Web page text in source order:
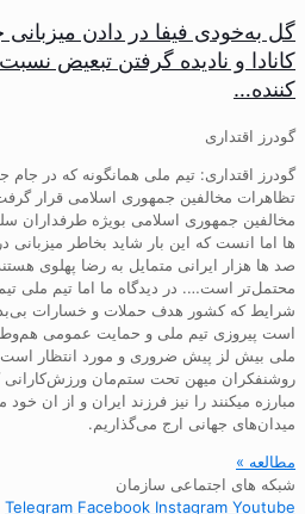
گل به‌خودی فیفا در دادن میزبانی
کانادا و نادیده گرفتن تبعیض
کننده…
گودرز اقتداری
تظاهرات مخالفین جمهوری اسلامی قرار گرفت
مخالفین جمهوری اسلامی بویژه طرفداران
ها اما انست که این بار شاید بخاطر میزبانی
صد ها هزار ایرانی متمایل به رضا پهلوی
محتمل‌تر است…. در دیدگاه ما اما تیم ملی
شرایط که کشور هدف حملات و خسارات
است پیروزی تیم ملی و حمایت عمومی
ملی بیش لز پیش ضروری و مورد انتظار است.
روشنفکران میهن تحت ستم‌مان ورزش‌کارانی
مبارزه میکنند را نیز فرزند ایران و از ان خود
میدان‌های جهانی ارج می‌گذاریم.
مطالعه »
شبکه های اجتماعی سازمان
Telegram Facebook Instagram Youtube